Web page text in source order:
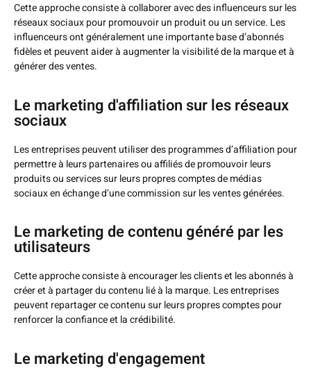
Cette approche consiste à collaborer avec des influenceurs sur les
réseaux sociaux pour promouvoir un produit ou un service. Les
influenceurs ont généralement une importante base d’abonnés
fidèles et peuvent aider à augmenter la visibilité de la marque et à
générer des ventes.
Le marketing d'affiliation sur les réseaux
sociaux
Les entreprises peuvent utiliser des programmes d’affiliation pour
permettre à leurs partenaires ou affiliés de promouvoir leurs
produits ou services sur leurs propres comptes de médias
sociaux en échange d’une commission sur les ventes générées.
Le marketing de contenu généré par les
utilisateurs
Cette approche consiste à encourager les clients et les abonnés à
créer et à partager du contenu lié à la marque. Les entreprises
peuvent repartager ce contenu sur leurs propres comptes pour
renforcer la confiance et la crédibilité.
Le marketing d'engagement